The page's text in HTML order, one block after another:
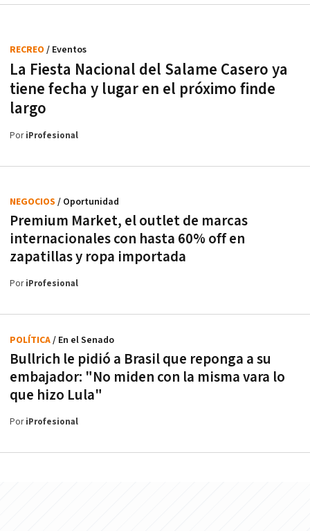
La Fiesta Nacional del Salame Casero ya
tiene fecha y lugar en el próximo finde
largo
RECREO / Eventos
PoriProfesional
Premium Market, el outlet de marcas
internacionales con hasta 60% off en
zapatillas y ropa importada
NEGOCIOS / Oportunidad
PoriProfesional
Bullrich le pidió a Brasil que reponga a su
embajador: "No miden con la misma vara lo
que hizo Lula"
POLÍTICA/ En el Senado
PoriProfesional